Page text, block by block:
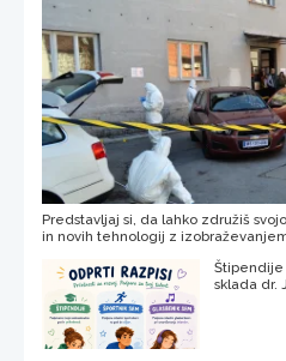
Predstavljaj si, da lahko združiš
in novih tehnologij z
sklada dr.